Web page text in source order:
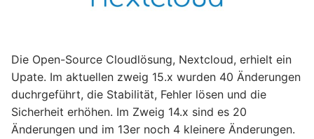
Die Open-Source Cloudlösung, Nextcloud, erhielt ein
Upate. Im aktuellen zweig 15.x wurden 40 Änderungen
duchrgeführt, die Stabilität, Fehler lösen und die
Sicherheit erhöhen. Im Zweig 14.x sind es 20
Änderungen und im 13er noch 4 kleinere Änderungen.